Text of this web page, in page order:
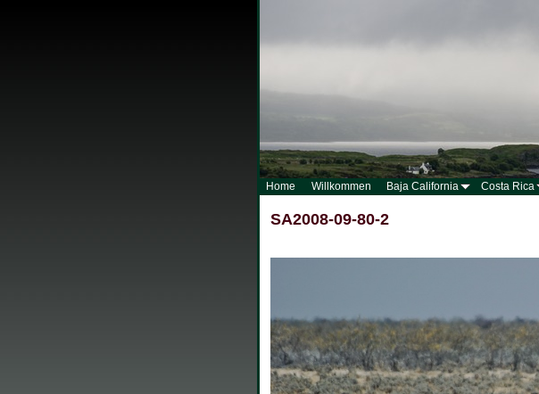
Home Willkommen Baja California Costa Rica
SA2008-09-80-2